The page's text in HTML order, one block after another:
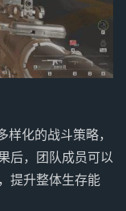
样化的战斗策略，
后，团队成员可以
提升整体生存能